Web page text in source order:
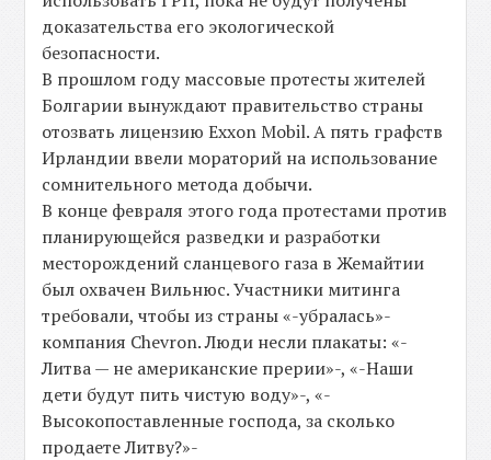
доказательства его экологической
безопасности.
В прошлом году массовые протесты жителей
Болгарии вынуждают правительство страны
отозвать лицензию Exxon Mobil. А пять графств
Ирландии ввели мораторий на использование
сомнительного метода добычи.
В конце февраля этого года протестами против
планирующейся разведки и разработки
месторождений сланцевого газа в Жемайтии
был охвачен Вильнюс. Участники митинга
требовали, чтобы из страны «-убралась»-
компания Chevron. Люди несли плакаты: «-
Литва — не американские прерии»-, «-Наши
дети будут пить чистую воду»-, «-
Высокопоставленные господа, за сколько
продаете Литву?»-